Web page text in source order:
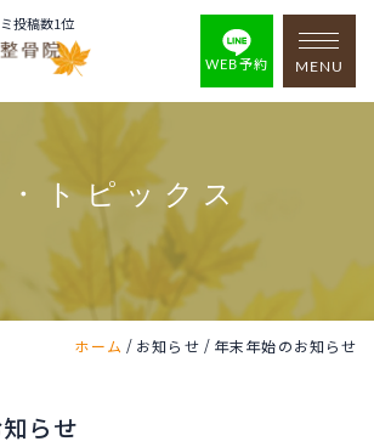
投稿数1位
WEB予約 MENU
・トピックス
ホーム / お知らせ / 年末年始のお知らせ
らせ